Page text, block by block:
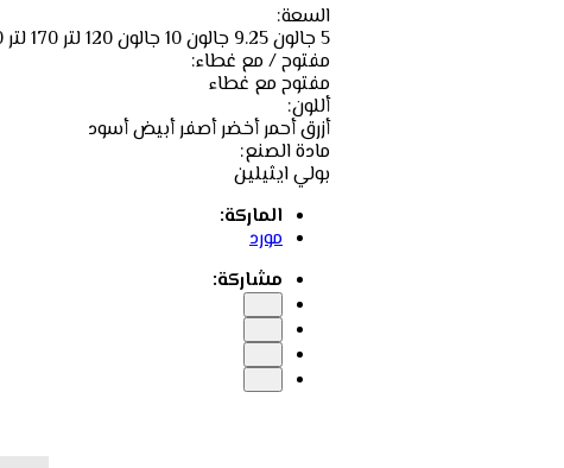
السعة:
5 جالون 9.25 جالون 10 جالون 120 لتر 170 لتر
مفتوح / مع غطاء:
مفتوح مع غطاء
أللون:
أزرقأحمرأخضرأصفرأبيضأسود
مادة الصنع:
بولي ايثيلين
الماركة:
مورد
مشاركة: